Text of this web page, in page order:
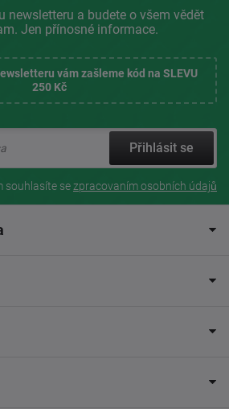
newsletteru a budete o všem vědět
Jen přínosné informace.
vám zašleme kód na SLEVU
250 Kč
Přihlásit se
souhlasíte sezpracovaním osobních údajů